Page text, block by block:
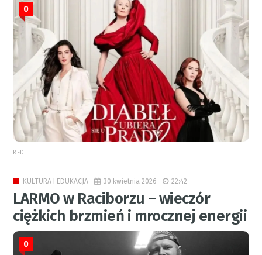
0
RED.
KULTURA I EDUKACJA 30 kwietnia 2026 22:42
LARMO w Raciborzu – wieczór
ciężkich brzmień i mrocznej energii
0